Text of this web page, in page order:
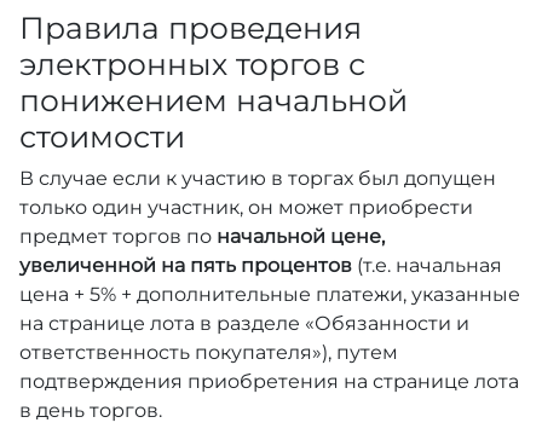
Правила проведения
электронных торгов с
понижением начальной
стоимости
В случае если к участию в торгах был допущен
только один участник, он может приобрести
предмет торгов по начальной цене,
увеличенной на пять процентов (т.е. начальная
цена + 5% + дополнительные платежи, указанные
на странице лота в разделе «Обязанности и
ответственность покупателя»), путем
подтверждения приобретения на странице лота
в день торгов.